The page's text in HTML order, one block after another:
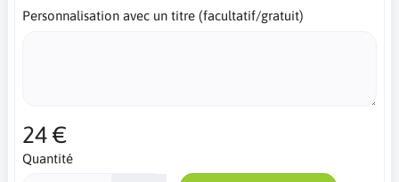
Personnalisation avec un titre (facultatif/gratuit)
24 €
Quantité